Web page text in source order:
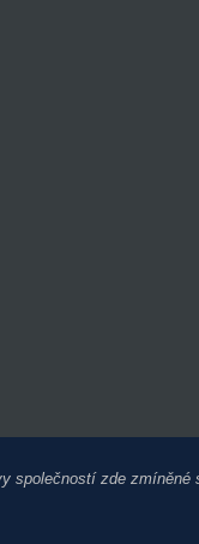
společností zde